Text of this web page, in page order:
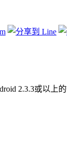
2.3.3或以上